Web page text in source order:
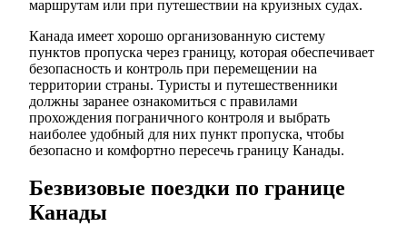
маршрутам или при путешествии на круизных судах.
Канада имеет хорошо организованную систему
пунктов пропуска через границу, которая обеспечивает
безопасность и контроль при перемещении на
территории страны. Туристы и путешественники
должны заранее ознакомиться с правилами
прохождения пограничного контроля и выбрать
наиболее удобный для них пункт пропуска, чтобы
безопасно и комфортно пересечь границу Канады.
Безвизовые поездки по границе
Канады